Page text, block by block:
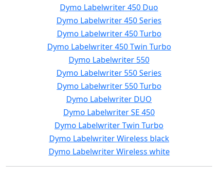
Dymo Labelwriter 450 Duo
Dymo Labelwriter 450 Series
Dymo Labelwriter 450 Turbo
Dymo Labelwriter 450 Twin Turbo
Dymo Labelwriter 550
Dymo Labelwriter 550 Series
Dymo Labelwriter 550 Turbo
Dymo Labelwriter DUO
Dymo Labelwriter SE 450
Dymo Labelwriter Twin Turbo
Dymo Labelwriter Wireless black
Dymo Labelwriter Wireless white